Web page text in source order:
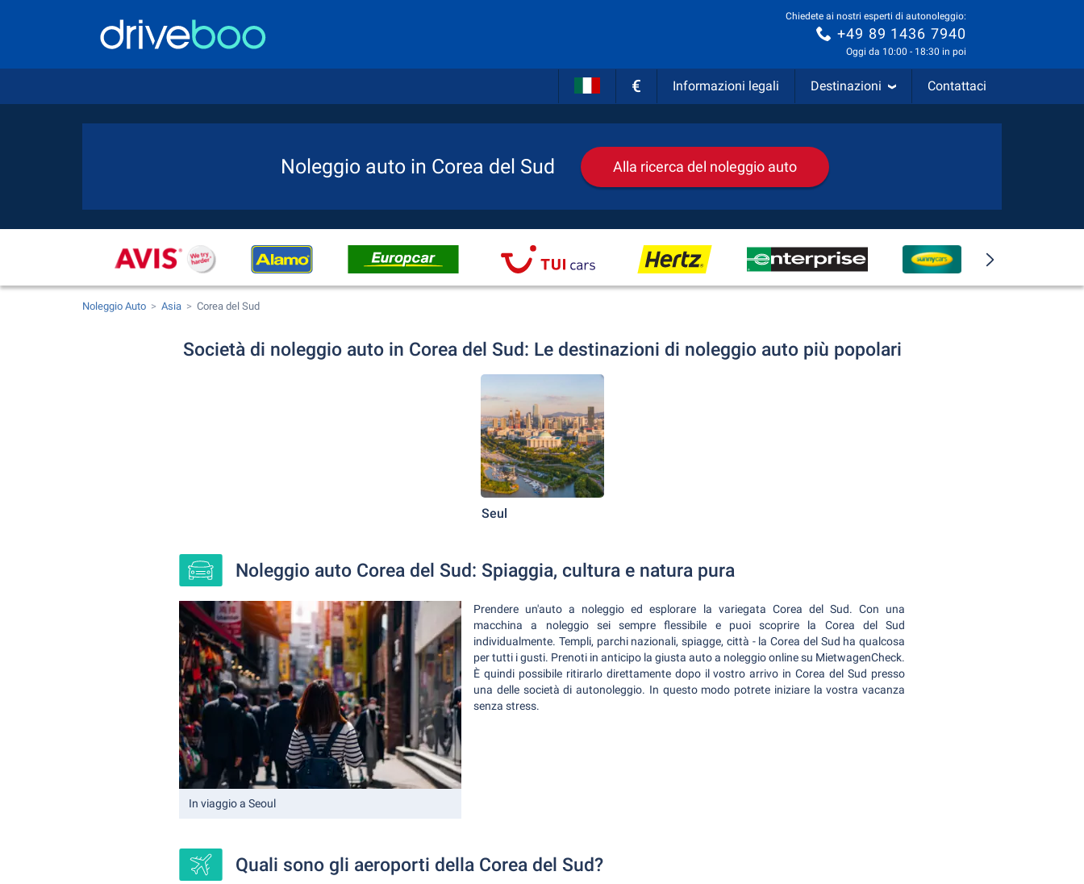
Chiedete ai nostri esperti di autonoleggio:
+49 89 1436 7940
Oggi da 10:00 - 18:30 in poi
€ Informazioni legali Destinazioni Contattaci
Noleggio auto in Corea del Sud Alla ricerca del noleggio auto
Noleggio Auto Asia Corea del Sud
Società di noleggio auto in Corea del Sud: Le destinazioni di noleggio auto più popolari
Seul
Noleggio auto Corea del Sud: Spiaggia, cultura e natura pura
In viaggio a Seoul
Prendere un'auto a noleggio ed esplorare la variegata Corea del Sud. Con una
macchina a noleggio sei sempre flessibile e puoi scoprire la Corea del Sud
individualmente. Templi, parchi nazionali, spiagge, città - la Corea del Sud ha qualcosa
per tutti i gusti. Prenoti in anticipo la giusta auto a noleggio online su MietwagenCheck.
È quindi possibile ritirarlo direttamente dopo il vostro arrivo in Corea del Sud presso
una delle società di autonoleggio. In questo modo potrete iniziare la vostra vacanza
senza stress.
Quali sono gli aeroporti della Corea del Sud?